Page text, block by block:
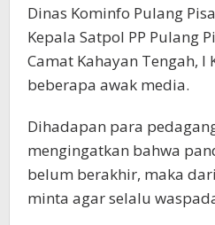
Dinas Kominfo Pulang
Kepala Satpol PP Pulang
Camat Kahayan Tengah, I
beberapa awak media.
Dihadapan para
mengingatkan bahwa
belum berakhir, maka
minta agar selalu